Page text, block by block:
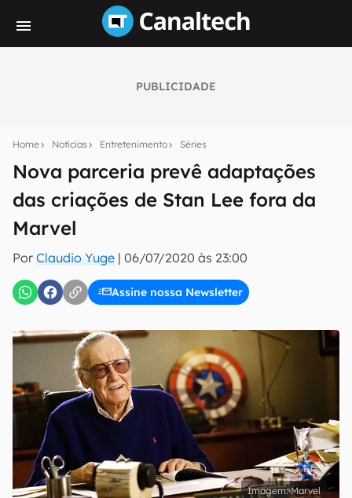
PUBLICIDADE
Home Notícias Entretenimento Séries
Nova parceria prevê adaptações
das criações de Stan Lee fora da
Marvel
Por Claudio Yuge | 06/07/2020 às 23:00
Assine nossa Newsletter
notícias e reviews sobre tecnologia em primeira
E-mail
inscreva-se
Uso e Política de Privacidade do Canaltech.
Marvel